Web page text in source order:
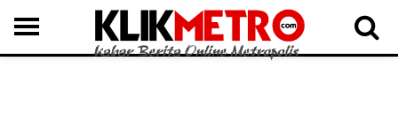
MEDAN LANGKAT DAIRI SAMOSIR TAPUT BATUBARA DELISERDANG